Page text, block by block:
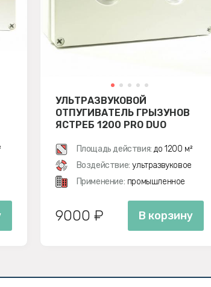
УЛЬТРАЗВУКОВОЙ
ОТПУГИВАТЕЛЬ ГРЫЗУНОВ
ЯСТРЕБ 1200 PRO DUO
Площадь действия: до 1200 м²
Воздействие: ультразвуковое
Применение: промышленное
9000 ₽ В корзину